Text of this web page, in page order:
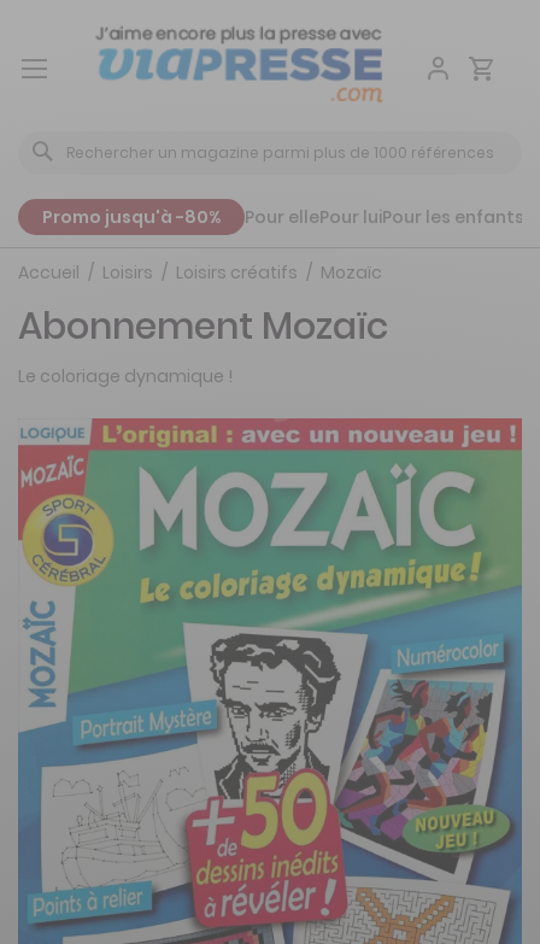
Aller
Promo jusqu'à -80% Pour ellePour luiPour les enfants
Accueil Loisirs Loisirs créatifs Mozaïc
Abonnement Mozaïc
Le coloriage dynamique !